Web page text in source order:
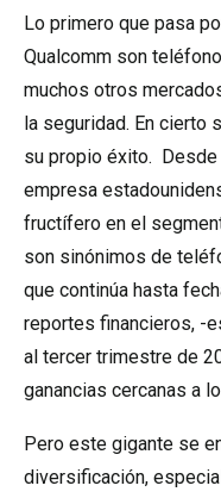
Lo primero que pasa
Qualcomm son
muchos otros
la seguridad. En cierto
su propio éxito.
empresa
fructífero en el
son sinónimos de
que continúa hasta
reportes financieros, -
al tercer trimestre de
ganancias cercanas a
Pero este gigante se
diversificación,